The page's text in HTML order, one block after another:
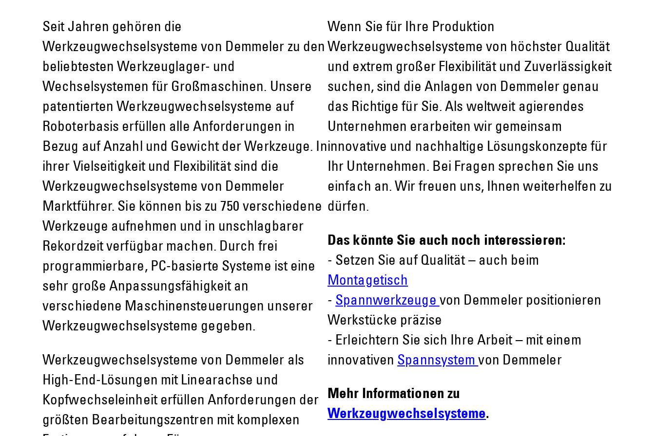
Seit Jahren gehören die
Werkzeugwechselsysteme von Demmeler zu den
beliebtesten Werkzeuglager- und
Wechselsystemen für Großmaschinen. Unsere
patentierten Werkzeugwechselsysteme auf
Roboterbasis erfüllen alle Anforderungen in
Bezug auf Anzahl und Gewicht der Werkzeuge. In
ihrer Vielseitigkeit und Flexibilität sind die
Werkzeugwechselsysteme von Demmeler
Marktführer. Sie können bis zu 750 verschiedene
Werkzeuge aufnehmen und in unschlagbarer
Rekordzeit verfügbar machen. Durch frei
programmierbare, PC-basierte Systeme ist eine
sehr große Anpassungsfähigkeit an
verschiedene Maschinensteuerungen unserer
Werkzeugwechselsysteme gegeben.
Werkzeugwechselsysteme von Demmeler als
High-End-Lösungen mit Linearachse und
Kopfwechseleinheit erfüllen Anforderungen der
größten Bearbeitungszentren mit komplexen
Wenn Sie für Ihre Produktion
Werkzeugwechselsysteme von höchster Qualität
und extrem großer Flexibilität und Zuverlässigkeit
suchen, sind die Anlagen von Demmeler genau
das Richtige für Sie. Als weltweit agierendes
Unternehmen erarbeiten wir gemeinsam
innovative und nachhaltige Lösungskonzepte für
Ihr Unternehmen. Bei Fragen sprechen Sie uns
einfach an. Wir freuen uns, Ihnen weiterhelfen zu
dürfen.
Das könnte Sie auch noch interessieren:
- Setzen Sie auf Qualität – auch beim
Montagetisch
- Spannwerkzeuge von Demmeler positionieren
Werkstücke präzise
- Erleichtern Sie sich Ihre Arbeit – mit einem
innovativen Spannsystemvon Demmeler
Mehr Informationen zu
Werkzeugwechselsysteme.